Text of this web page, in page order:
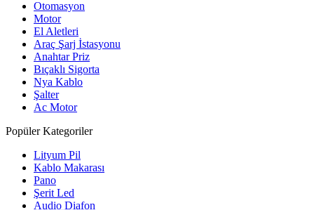
Otomasyon
Motor
El Aletleri
Araç Şarj İstasyonu
Anahtar Priz
Bıçaklı Sigorta
Nya Kablo
Şalter
Ac Motor
Popüler Kategoriler
Lityum Pil
Kablo Makarası
Pano
Şerit Led
Audio Diafon